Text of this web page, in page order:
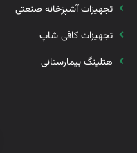
تجهیزات آشپزخانه صنعتی
تجهیزات کافی شاپ
هتلینگ بیمارستانی